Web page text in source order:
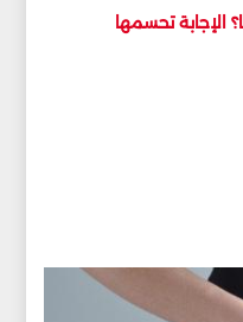
الإجابة تحسمها